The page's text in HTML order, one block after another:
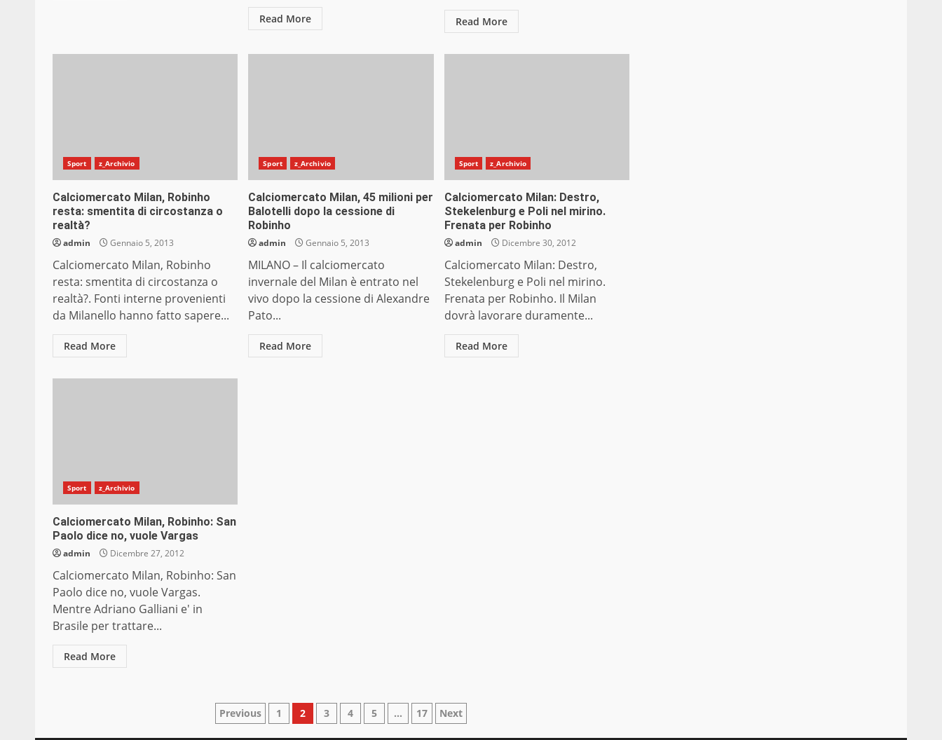
Read More Read More
Sport z_Archivio
Calciomercato Milan, Robinho
resta: smentita di circostanza o
realtà?
admin Gennaio 5, 2013
Calciomercato Milan, Robinho
resta: smentita di circostanza o
realtà?. Fonti interne provenienti
da Milanello hanno fatto sapere...
Read More
Sport z_Archivio
Calciomercato Milan, 45 milioni per
Balotelli dopo la cessione di
Robinho
admin Gennaio 5, 2013
MILANO – Il calciomercato
invernale del Milan è entrato nel
vivo dopo la cessione di Alexandre
Pato...
Read More
Sport z_Archivio
Calciomercato Milan: Destro,
Stekelenburg e Poli nel mirino.
Frenata per Robinho
admin Dicembre 30, 2012
Calciomercato Milan: Destro,
Stekelenburg e Poli nel mirino.
Frenata per Robinho. Il Milan
dovrà lavorare duramente...
Read More
Sport z_Archivio
Calciomercato Milan, Robinho: San
Paolo dice no, vuole Vargas
admin Dicembre 27, 2012
Calciomercato Milan, Robinho: San
Paolo dice no, vuole Vargas.
Mentre Adriano Galliani e' in
Brasile per trattare...
Read More
Paginazione
Previous 1 2 3 4 5 … 17 Next